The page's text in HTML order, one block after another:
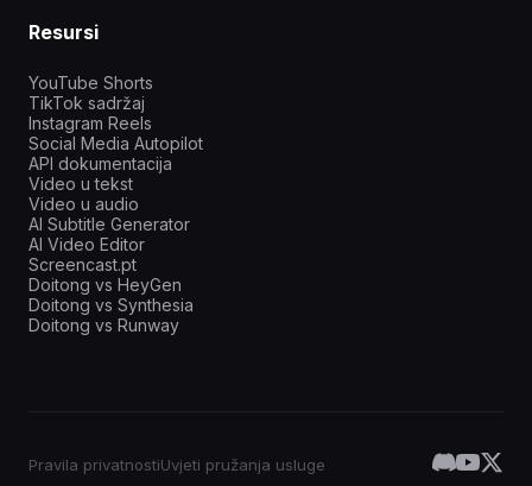
Resursi
YouTube Shorts
TikTok sadržaj
Instagram Reels
Social Media Autopilot
API dokumentacija
Video u tekst
Video u audio
AI Subtitle Generator
AI Video Editor
Screencast.pt
Doitong vs HeyGen
Doitong vs Synthesia
Doitong vs Runway
Pravila privatnostiUvjeti pružanja usluge